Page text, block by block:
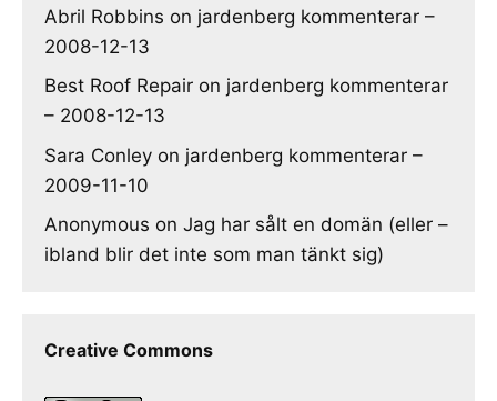
Abril Robbins on jardenberg kommenterar –
2008-12-13
Best Roof Repair on jardenberg kommenterar
– 2008-12-13
Sara Conley on jardenberg kommenterar –
2009-11-10
Anonymous on Jag har sålt en domän (eller –
ibland blir det inte som man tänkt sig)
Creative Commons